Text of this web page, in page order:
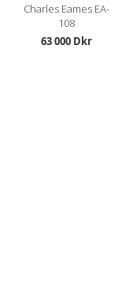
Charles Eames EA-
108
63 000 Dkr